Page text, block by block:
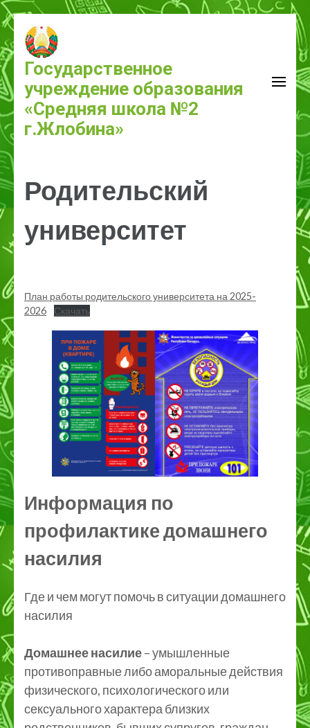
Государственное
учреждение образования
«Средняя школа №2
г.Жлобина»
Родительский
университет
План работы родительского университета на 2025-
2026
Скачать
Информация по
профилактике домашнего
насилия
Где и чем могут помочь в ситуации домашнего
насилия
Домашнее насилие– умышленные
противоправные либо аморальные действия
физического, психологического или
сексуального характера близких